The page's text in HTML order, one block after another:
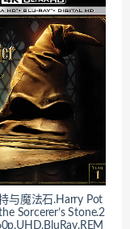
与魔法石.Harry Pot
Sorcerer’s Stone.2